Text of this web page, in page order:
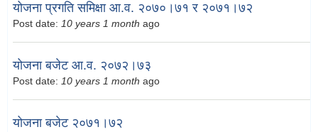
योजना प्रगति समिक्षा आ.व. २०७०।७१ र २०७१।७२
Post date: 10 years 1 month ago
योजना बजेट आ.व. २०७२।७३
Post date: 10 years 1 month ago
योजना बजेट २०७१।७२